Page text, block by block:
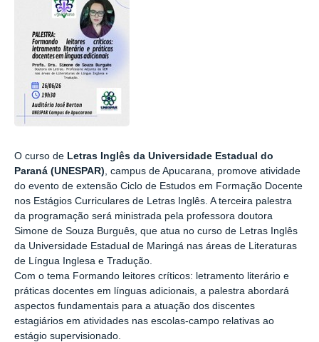
O curso de Letras Inglês da Universidade Estadual do
Paraná (UNESPAR) , campus de Apucarana, promove atividade
do evento de extensão Ciclo de Estudos em Formação Docente
nos Estágios Curriculares de Letras Inglês. A terceira palestra
da programação será ministrada pela professora doutora
Simone de Souza Burguês, que atua no curso de Letras Inglês
da Universidade Estadual de Maringá nas áreas de Literaturas
de Língua Inglesa e Tradução.
Com o tema Formando leitores críticos: letramento literário e
práticas docentes em línguas adicionais, a palestra abordará
aspectos fundamentais para a atuação dos discentes
estagiários em atividades nas escolas-campo relativas ao
estágio supervisionado.